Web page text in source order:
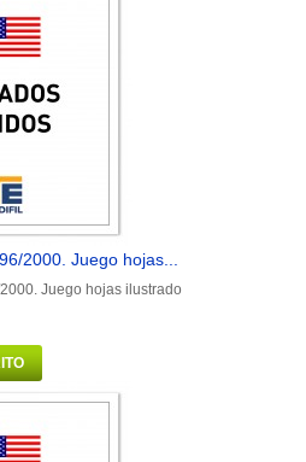
2000. Juego hojas...
Juego hojas ilustrado